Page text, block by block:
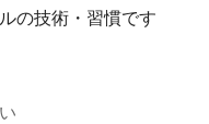
の技術・習慣です